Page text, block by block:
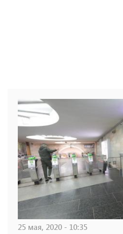
25 мая, 2020 - 10:35